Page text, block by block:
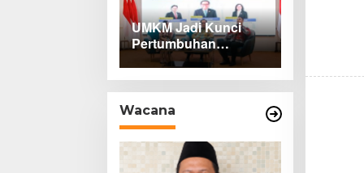
UMKM Jadi Kunci
Pertumbuhan
Ekonomi Cirebon
Raya
Wacana